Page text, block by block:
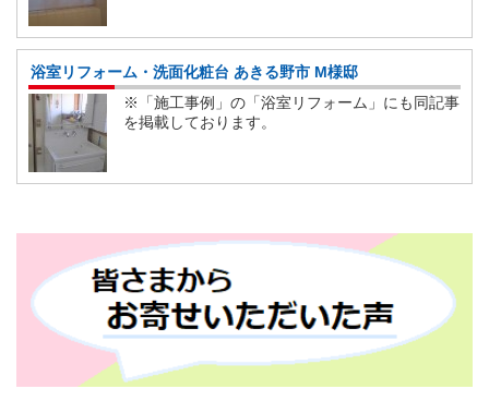
浴室リフォーム・洗面化粧台 あきる野市 M様邸
※「施工事例」の「浴室リフォーム」にも同記事
を掲載しております。